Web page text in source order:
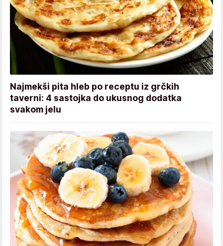
Najmekši pita hleb po receptu iz grčkih
taverni: 4 sastojka do ukusnog dodatka
svakom jelu